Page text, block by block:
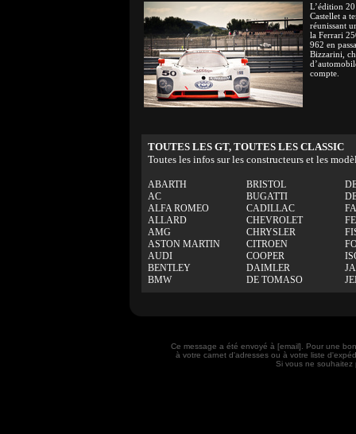
L’édition
Castellet a
réunissant
la Ferrari
962 en
Bizzarini,
compte.
TOUTES LES GT, TOUTES LES CLASSIC
Toutes les infos sur les constructeurs et les
ABARTH
AC
ALFA ROMEO
ALLARD
AMG
ASTON MARTIN
AUDI
BENTLEY
BMW
BRISTOL
BUGATTI
CADILLAC
CHEVROLET
CHRYSLER
CITROEN
COOPER
DAIMLER
DE TOMASO
Ce message a été envoyé à [email]. Pour une
à votre carnet d'adresses ou à votre liste
Si vous ne souhaitez